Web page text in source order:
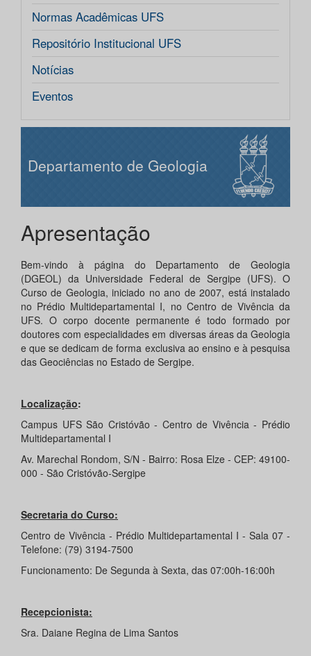
Normas Acadêmicas UFS
Repositório Institucional UFS
Notícias
Eventos
Departamento de Geologia
Apresentação
Bem-vindo à página do Departamento de Geologia
(DGEOL) da Universidade Federal de Sergipe (UFS). O
Curso de Geologia, iniciado no ano de 2007, está instalado
no Prédio Multidepartamental I, no Centro de Vivência da
UFS. O corpo docente permanente é todo formado por
doutores com especialidades em diversas áreas da Geologia
e que se dedicam de forma exclusiva ao ensino e à pesquisa
das Geociências no Estado de Sergipe.
Localização:
Campus UFS São Cristóvão - Centro de Vivência - Prédio
Multidepartamental I
Av. Marechal Rondom, S/N - Bairro: Rosa Elze - CEP: 49100-
000 - São Cristóvão-Sergipe
Secretaria do Curso:
Centro de Vivência - Prédio Multidepartamental I - Sala 07 -
Telefone: (79) 3194-7500
Funcionamento: De Segunda à Sexta, das 07:00h-16:00h
Recepcionista:
Sra. Daiane Regina de Lima Santos